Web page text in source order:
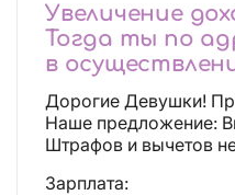
Увеличение
Тогда ты по
Дорогие Девушки! Приглашаем Вас на работу.
Наше предложение: Высокий заработок.
Штрафов и вычетов
Зарплата: